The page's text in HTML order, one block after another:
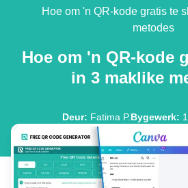
Hoe om 'n QR-kode gratis te
metodes
Hoe om 'n QR-kode
in 3 maklike
Deur: Fatima P.Bygewerk: